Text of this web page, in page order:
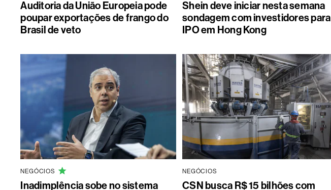
Auditoria da União Europeia pode
poupar exportações de frango do
Brasil de veto
Shein deve iniciar nesta semana
sondagem com investidores para
IPO em Hong Kong
NEGÓCIOS
Inadimplência sobe no sistema
NEGÓCIOS
CSN busca R$ 15 bilhões com